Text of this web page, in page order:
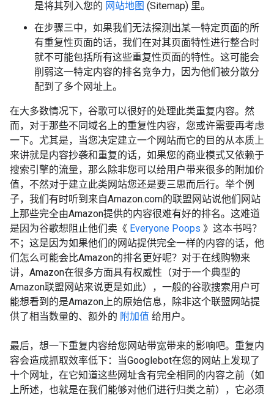
是将其列入您的 网站地图 (Sitemap) 里。
在步骤三中，如果我们无法探测出某一特定页面的所
有重复性页面的话，我们在对其页面特性进行整合时
就不可能包括所有这些重复性页面的特性。这可能会
削弱这一特定内容的排名竞争力，因为他们被分散分
配到了多个网址上。
在大多数情况下，谷歌可以很好的处理此类重复内容。然
而，对于那些不同域名上的重复性内容，您或许需要再考虑
一下。尤其是，当您决定建立一个网站而它的目的从本质上
来讲就是内容抄袭和重复的话，如果您的商业模式又依赖于
搜索引擎的流量，那么除非您可以给用户带来很多的附加价
值，不然对于建立此类网站您还是要三思而后行。举个例
子，我们有时听到来自Amazon.com的联盟网站说他们网站
上那些完全由Amazon提供的内容很难有好的排名。这难道
是因为谷歌想阻止他们卖《 Everyone Poops 》这本书吗？
不；这是因为如果他们的网站提供完全一样的内容的话，他
们怎么可能会比Amazon的排名更好呢？对于在线购物来
讲，Amazon在很多方面具有权威性（对于一个典型的
Amazon联盟网站来说更是如此），一般的谷歌搜索用户可
能想看到的是Amazon上的原始信息，除非这个联盟网站提
供了相当数量的、额外的 附加值 给用户。
最后，想一下重复内容给您网站带宽带来的影响吧。重复内
容会造成抓取效率低下：当Googlebot在您的网站上发现了
十个网址，在它知道这些网址含有完全相同的内容之前（如
上所述，也就是在我们能够对他们进行归类之前），它必须